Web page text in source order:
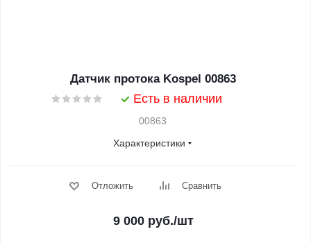
Датчик протока Kospel 00863
Есть в наличии
00863
Характеристики
Отложить Сравнить
9 000руб./шт